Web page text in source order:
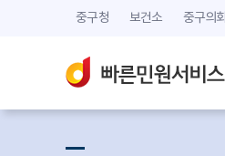
중구청 보건소 중구의회